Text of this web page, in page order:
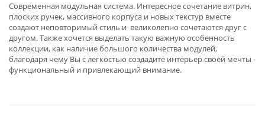
Современная модульная система. Интересное сочетание витрин,
плоских ручек, массивного корпуса и новых текстур вместе
создают неповторимый стиль и великолепно сочетаются друг с
другом. Также хочется выделать такую важную особенность
коллекции, как наличие большого количества модулей,
благодаря чему Вы с легкостью создадите интерьер своей мечты -
функциональный и привлекающий внимание.